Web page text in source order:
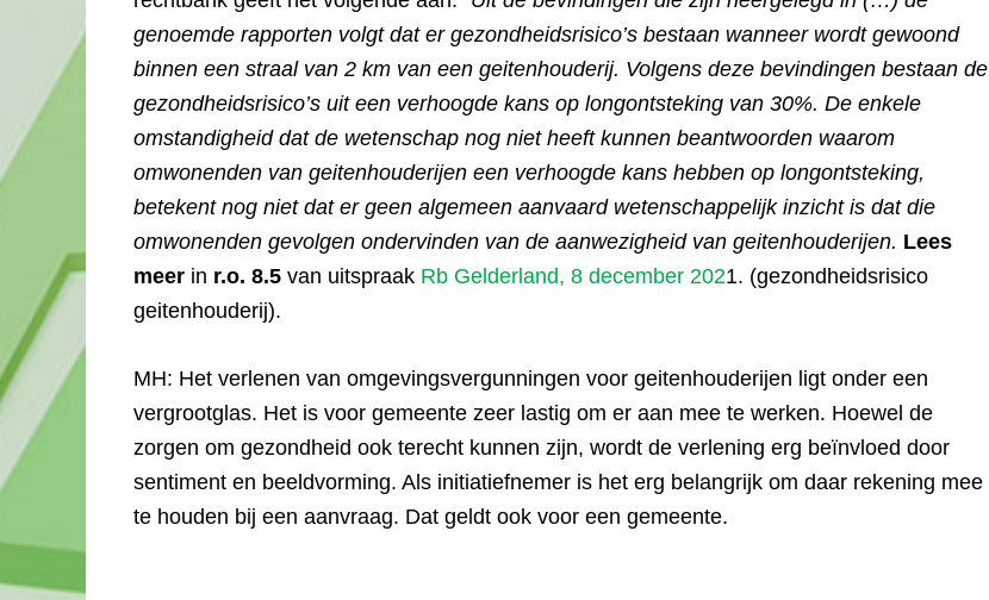
genoemde rapporten volgt dat er gezondheidsrisico’s bestaan wanneer wordt gewoond
binnen een straal van 2 km van een geitenhouderij. Volgens deze bevindingen bestaan de
gezondheidsrisico’s uit een verhoogde kans op longontsteking van 30%. De enkele
omstandigheid dat de wetenschap nog niet heeft kunnen beantwoorden waarom
omwonenden van geitenhouderijen een verhoogde kans hebben op longontsteking,
betekent nog niet dat er geen algemeen aanvaard wetenschappelijk inzicht is dat die
omwonenden gevolgen ondervinden van de aanwezigheid van geitenhouderijen. Lees
meer in r.o. 8.5 van uitspraak Rb Gelderland, 8 december 2021. (gezondheidsrisico
geitenhouderij).
MH: Het verlenen van omgevingsvergunningen voor geitenhouderijen ligt onder een
vergrootglas. Het is voor gemeente zeer lastig om er aan mee te werken. Hoewel de
zorgen om gezondheid ook terecht kunnen zijn, wordt de verlening erg beïnvloed door
sentiment en beeldvorming. Als initiatiefnemer is het erg belangrijk om daar rekening mee
te houden bij een aanvraag. Dat geldt ook voor een gemeente.